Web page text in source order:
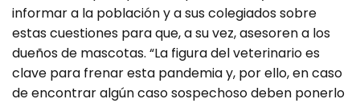
informar a la población y a sus colegiados sobre
estas cuestiones para que, a su vez, asesoren a los
dueños de mascotas. “La figura del veterinario es
clave para frenar esta pandemia y, por ello, en caso
de encontrar algún caso sospechoso deben ponerlo